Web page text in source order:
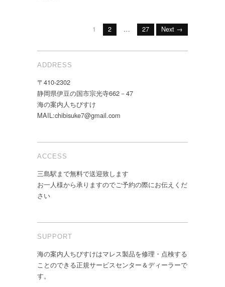
1 2 … 27 Next →
ADDRESS
〒410-2302
静岡県伊豆の国市宗光寺662－47
海の案内人ちびすけ
MAIL:chibisuke7@gmail.com
ACCESS
三島駅まで無料で送迎致します
お一人様から承りますのでご予約の際にお伝えくだ
さい
SUPPORT
海の案内人ちびすけはマレス製品を修理・点検する
ことのできる正規サービスセンター＆ディーラーで
す。